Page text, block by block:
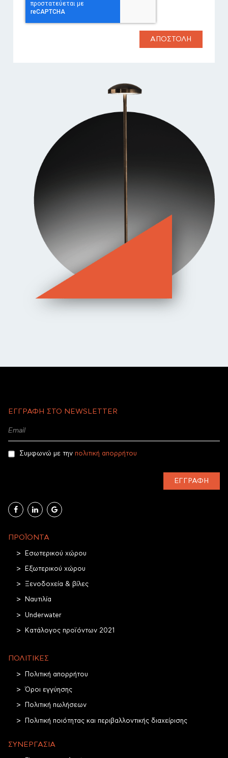
Εξωτερικού χώρου
Underwater
Κατάλογος προϊόντων 2021
Διαφέρουμε
Γνωρίστε μας
Πως δουλεύουμε
Workspace
ΑΠΟΣΤΟΛΉ
ΕΓΓΡΑΦΗ ΣΤΟ NEWSLETTER
Συμφωνώ με την πολιτική απορρήτου
ΕΓΓΡΑΦΉ
ΠΡΟΪΌΝΤΑ
Εσωτερικού χώρου
Εξωτερικού χώρου
Ξενοδοχεία & βίλες
Ναυτιλία
Underwater
Κατάλογος προϊόντων 2021
ΠΟΛΙΤΙΚΈΣ
Πολιτική απορρήτου
Όροι εγγύησης
Πολιτική πωλήσεων
Πολιτική ποιότητας και περιβαλλοντικής διαχείρισης
ΣΥΝΕΡΓΑΣΊΑ